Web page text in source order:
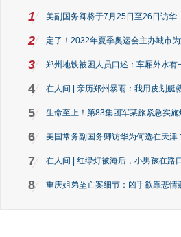
1 美副国务卿将于7月25日至26日访华
2 定了！2032年夏季奥运会主办城市
3 郑州地铁被困人员口述：车厢外水有
4 在人间 | 亲历郑州暴雨：我用皮划艇
5 生命至上！第83集团军某旅紧急实施
6 美国常务副国务卿访华为何选在天津
7 在人间 | 红绿灯被淹后，小男孩在路
8 重庆姐弟坠亡案细节：凶手欲靠悲情